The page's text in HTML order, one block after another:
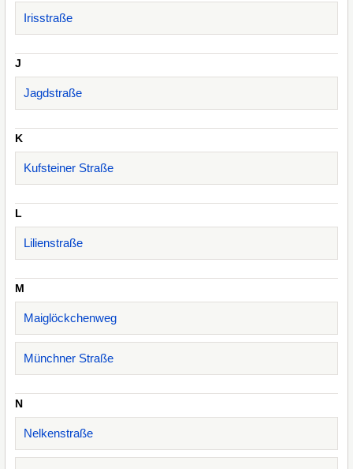
Irisstraße
J
Jagdstraße
K
Kufsteiner Straße
L
Lilienstraße
M
Maiglöckchenweg
Münchner Straße
N
Nelkenstraße